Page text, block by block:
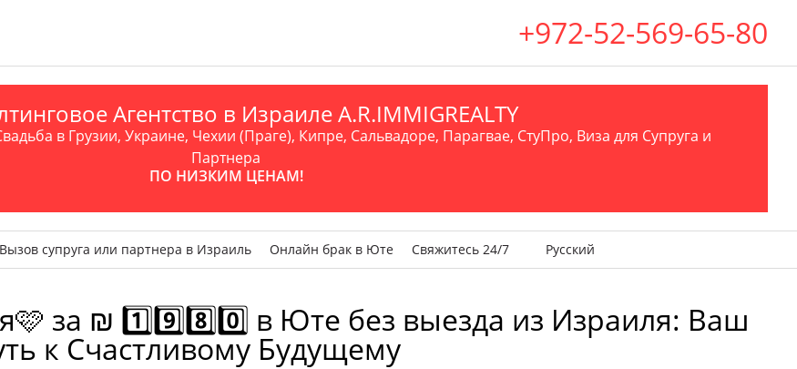
+972-52-569-65-80
Агентство в Израиле A.R.IMMIGREALTY
в Грузии, Украине, Чехии (Праге), Кипре, Сальвадоре, Парагвае, СтуПро, Виза для Супруга и
Партнера
ПО НИЗКИМ ЦЕНАМ!
Вызов супруга или партнера в Израиль Онлайн брак в Юте Свяжитесь 24/7 Русский
за ₪ 1️⃣9️⃣8️⃣0️⃣ в Юте без выезда из Израиля: Ваш
к Счастливому Будущему